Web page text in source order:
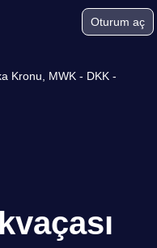
Oturum aç
Kronu, MWK - DKK -